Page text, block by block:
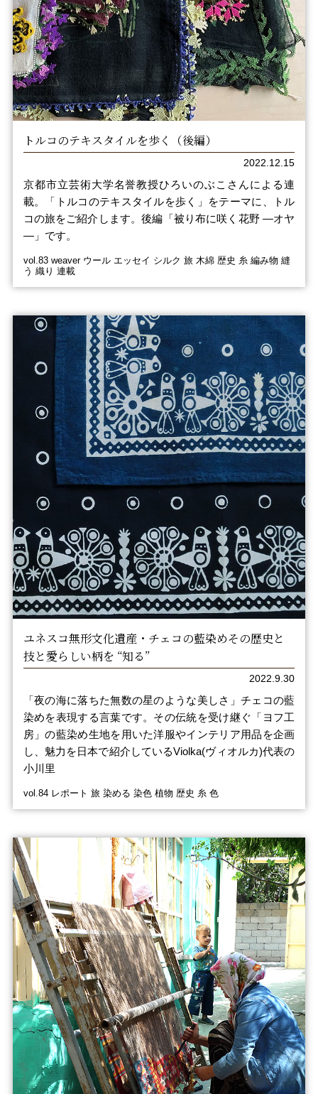
トルコのテキスタイルを歩く（後編）
2022.12.15
京都市立芸術大学名誉教授ひろいのぶこさんによる連
載。「トルコのテキスタイルを歩く」をテーマに、トル
コの旅をご紹介します。後編「被り布に咲く花野 ―オヤ
―」です。
vol.83 weaver ウール エッセイ シルク 旅 木綿 歴史 糸 編み物 縫
う 織り 連載
ユネスコ無形文化遺産・チェコの藍染めその歴史と
技と愛らしい柄を “知る”
2022.9.30
「夜の海に落ちた無数の星のような美しさ」チェコの藍
染めを表現する言葉です。その伝統を受け継ぐ「ヨフ工
房」の藍染め生地を用いた洋服やインテリア用品を企画
し、魅力を日本で紹介しているViolka(ヴィオルカ)代表の
小川里
vol.84 レポート 旅 染める 染色 植物 歴史 糸 色